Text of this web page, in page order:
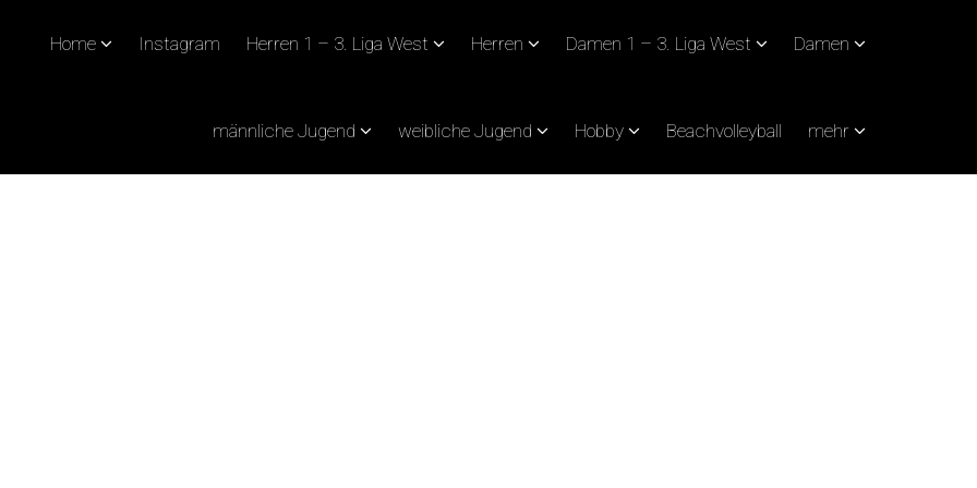
Home Instagram Herren 1 – 3. Liga West Herren Damen 1 – 3. Liga West Damen
männliche Jugend weibliche Jugend Hobby Beachvolleyball mehr